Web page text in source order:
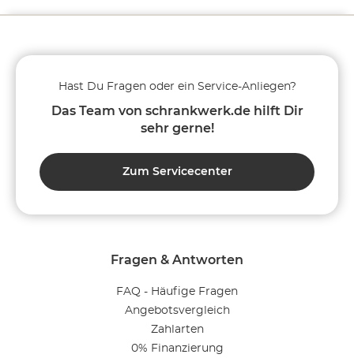
Fragen & Antworten
FAQ - Häufige Fragen
Angebotsvergleich
Zahlarten
0% Finanzierung
Hast Du Fragen oder ein Service-Anliegen?
Das Team von schrankwerk.de hilft Dir
sehr gerne!
Zum Servicecenter